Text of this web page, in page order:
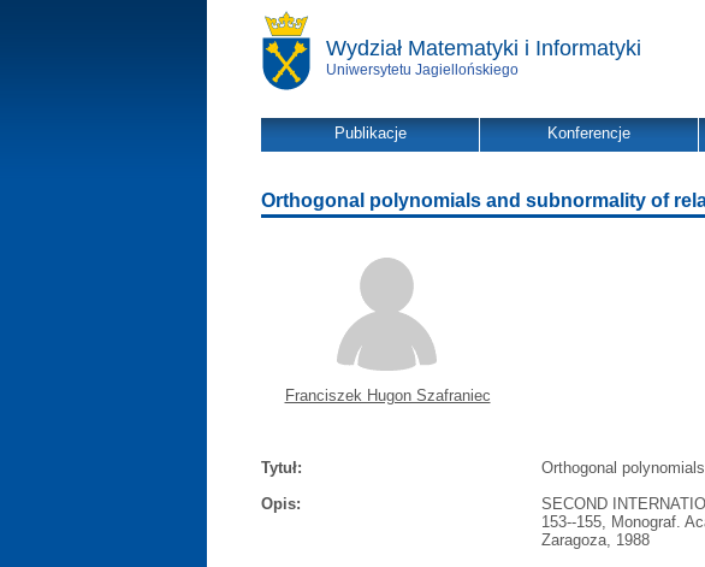
Wydział Matematyki i Informatyki
Uniwersytetu Jagiellońskiego
Publikacje Konferencje
Orthogonal polynomials and subnormality of
Franciszek Hugon Szafraniec
Tytuł:
Orthogonal
Opis:
SECOND
153--155, Monograf.
Zaragoza, 1988